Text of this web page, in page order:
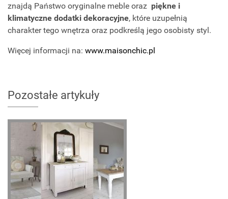
znajdą Państwo oryginalne meble oraz piękne i
klimatyczne dodatki dekoracyjne, które uzupełnią
charakter tego wnętrza oraz podkreślą jego osobisty styl.
Więcej informacji na: www.maisonchic.pl
Pozostałe artykuły